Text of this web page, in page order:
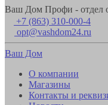
Ваш Дом Профи - отдел
+7 (863) 310-000-4
opt@vashdom24.ru
Ваш Дом
О компании
Магазины
Контакты и